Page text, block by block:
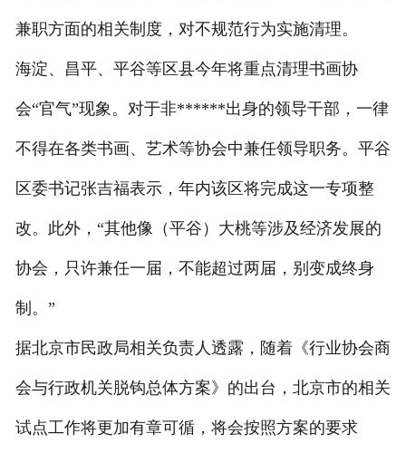
兼职方面的相关制度，对不规范行为实施清理。
海淀、昌平、平谷等区县今年将重点清理书画协
会“官气”现象。对于非******出身的领导干部，一律
不得在各类书画、艺术等协会中兼任领导职务。平谷
区委书记张吉福表示，年内该区将完成这一专项整
改。此外，“其他像（平谷）大桃等涉及经济发展的
协会，只许兼任一届，不能超过两届，别变成终身
制。”
据北京市民政局相关负责人透露，随着《行业协会商
会与行政机关脱钩总体方案》的出台，北京市的相关
试点工作将更加有章可循，将会按照方案的要求